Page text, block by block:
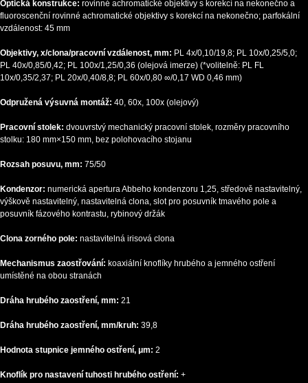
Optická konstrukce: rovinné achromatické objektivy s korekcí na nekonečno a
fluoroscenční rovinné achromatické objektivy s korekcí na nekonečno; parfokální
vzdálenost: 45 mm
Objektivy, x/clona/pracovní vzdálenost, mm: PL 4x/0,10/19,8; PL 10x/0,25/5,0;
PL 40x/0,85/0,42; PL 100x/1,25/0,36 (olejová imerze) (*volitelně: PL FL
10x/0,35/2,37; PL 20х/0,40/8,8; PL 60x/0,80 ∞/0,17 WD 0,46 mm)
Odpružená výsuvná montáž: 40, 60х, 100x (olejový)
Pracovní stolek: dvouvrstvý mechanický pracovní stolek, rozměry pracovního
stolku: 180 mm×150 mm, bez polohovacího stojanu
Rozsah posuvu, mm: 75/50
Kondenzor: numerická apertura Abbeho kondenzoru 1,25, středově nastavitelný,
výškově nastavitelný, nastavitelná clona, slot pro posuvník tmavého pole a
posuvník fázového kontrastu, rybinový držák
Clona zorného pole: nastavitelná irisová clona
Mechanismus zaostřování: koaxiální knoflíky hrubého a jemného ostření
umístěné na obou stranách
Dráha hrubého zaostření, mm: 21
Dráha hrubého zaostření, mm/kruh: 39,8
Hodnota stupnice jemného ostření, μm: 2
Knoflík pro nastavení tuhosti hrubého ostření: +